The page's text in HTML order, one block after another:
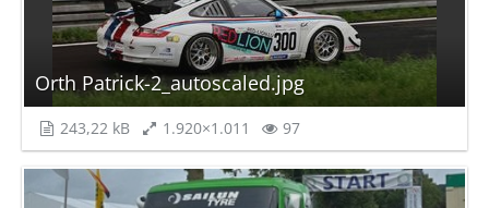
Orth Patrick-2_autoscaled.jpg
243,22 kB 1.920×1.011 97